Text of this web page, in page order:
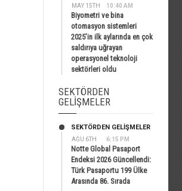
MAY 15TH 10:40 AM
Biyometri ve bina
otomasyon sistemleri
2025’in ilk aylarında en çok
saldırıya uğrayan
operasyonel teknoloji
sektörleri oldu
SEKTÖRDEN
GELIŞMELER
AĞU 6TH 6:15 PM
SEKTÖRDEN GELIŞMELER
Notte Global Pasaport
Endeksi 2026 Güncellendi:
Türk Pasaportu 199 Ülke
Arasında 86. Sırada